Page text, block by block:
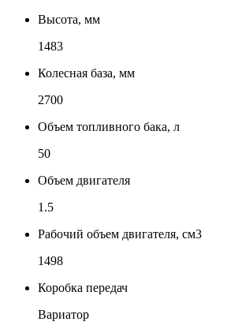
Высота, мм
1483
Колесная база, мм
2700
Объем топливного бака, л
50
Объем двигателя
1.5
Рабочий объем двигателя, см3
1498
Коробка передач
Вариатор